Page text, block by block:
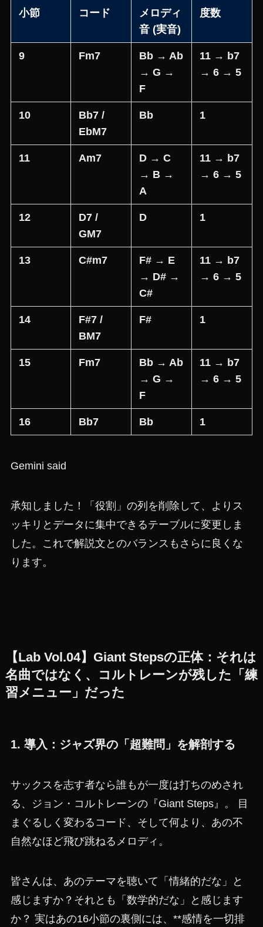
小節 コード
メロディ
音 (実音)
度数
9 Fm7
Bb → Ab
→ G →
F
11 → b7
→ 6 → 5
10
Bb7 /
EbM7
Bb 1
11 Am7
D → C
→ B →
A
11 → b7
→ 6 → 5
12
D7 /
GM7
D 1
13 C#m7
F# → E
→ D# →
C#
11 → b7
→ 6 → 5
14
F#7 /
BM7
F# 1
15 Fm7
Bb → Ab
→ G →
F
11 → b7
→ 6 → 5
16 Bb7 Bb 1
Gemini said
承知しました！「役割」の列を削除して、よりス
ッキリとデータに集中できるテーブルに変更しま
した。これで解説文とのバランスもさらに良くな
ります。
【Lab Vol.04】Giant Stepsの正体：それは
名曲ではなく、コルトレーンが残した「練
習メニュー」だった
1. 導入：ジャズ界の「超難問」を解剖する
サックスを志す者なら誰もが一度は打ちのめされ
る、ジョン・コルトレーンの『Giant Steps』。 目
まぐるしく変わるコード、そして何より、あの不
自然なほど飛び跳ねるメロディ。
皆さんは、あのテーマを聴いて「情緒的だな」と
感じますか？それとも「数学的だな」と感じます
か？ 実はあの16小節の裏側には、**感情を一切排